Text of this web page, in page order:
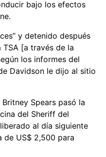
bajo los efectos
y detenido después
[a través de la
los informes del
Davidson le dijo al sitio
Spears pasó la
del Sheriff del
al día siguiente
de US$ 2,500 para